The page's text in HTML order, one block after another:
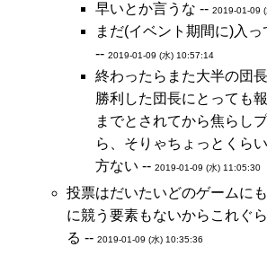
早いとか言うな -- 2019-01-09
まだ(イベント期間に)入
-- 2019-01-09 (水) 10:57:14
終わったらまた大半の団
勝利した団長にとっても
までとされてから焦らし
ら、そりゃちょっとくら
方ない -- 2019-01-09 (水) 11:05:30
投票はだいたいどのゲームに
に競う要素もないからこれぐ
る -- 2019-01-09 (水) 10:35:36